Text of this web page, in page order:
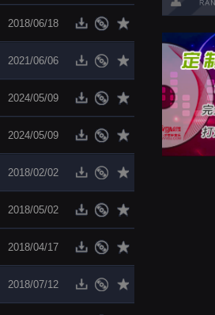
2018/06/18
2021/06/06
2024/05/09
2024/05/09
2018/02/02
2018/05/02
2018/04/17
2018/07/12